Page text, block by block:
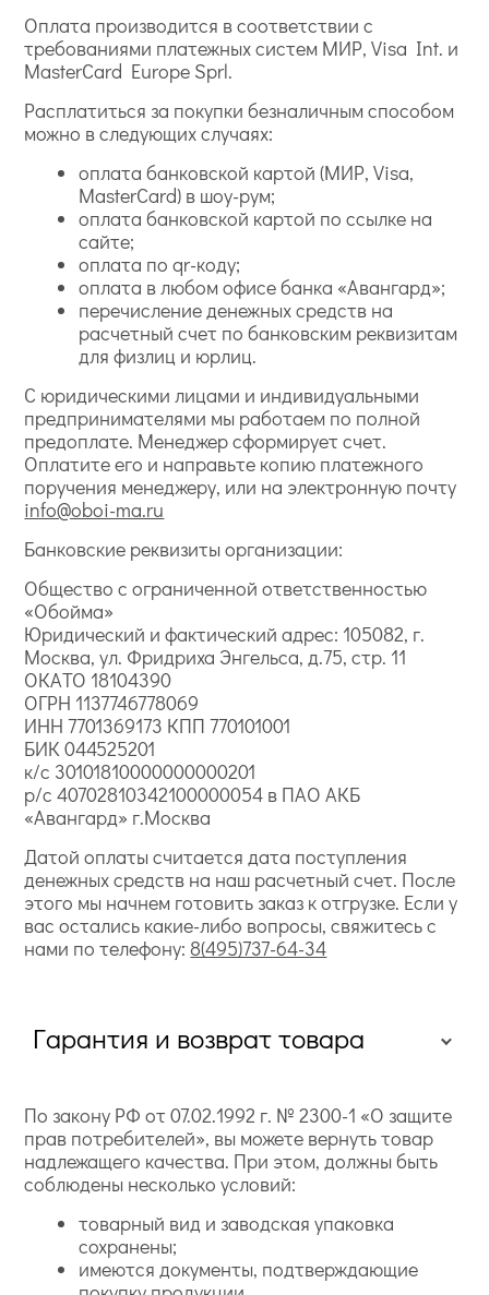
Оплата производится в соответствии с
требованиями платежных систем МИР, Visa Int. и
MasterCard Europe Sprl.
Расплатиться за покупки безналичным способом
можно в следующих случаях:
оплата банковской картой (МИР, Visa,
MasterCard) в шоу-рум;
оплата банковской картой по ссылке на
сайте;
оплата по qr-коду;
оплата в любом офисе банка «Авангард»;
перечисление денежных средств на
расчетный счет по банковским реквизитам
для физлиц и юрлиц.
С юридическими лицами и индивидуальными
предпринимателями мы работаем по полной
предоплате. Менеджер сформирует счет.
Оплатите его и направьте копию платежного
поручения менеджеру, или на электронную почту
info@oboi-ma.ru
Банковские реквизиты организации:
Общество с ограниченной ответственностью
«Обойма»
Юридический и фактический адрес: 105082, г.
Москва, ул. Фридриха Энгельса, д.75, стр. 11
ОКАТО 18104390
ОГРН 1137746778069
ИНН 7701369173 КПП 770101001
БИК 044525201
к/с 30101810000000000201
р/с 40702810342100000054 в ПАО АКБ
«Авангард» г.Москва
Датой оплаты считается дата поступления
денежных средств на наш расчетный счет. После
этого мы начнем готовить заказ к отгрузке. Если у
вас остались какие-либо вопросы, свяжитесь с
нами по телефону: 8(495)737-64-34
Гарантия и возврат товара
По закону РФ от 07.02.1992 г. № 2300-1 «О защите
прав потребителей», вы можете вернуть товар
надлежащего качества. При этом, должны быть
соблюдены несколько условий:
товарный вид и заводская упаковка
сохранены;
имеются документы, подтверждающие